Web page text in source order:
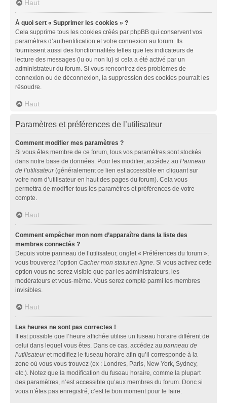
Haut
À quoi sert « Supprimer les cookies » ?
Cela supprime tous les cookies créés par phpBB qui conservent vos
paramètres d’authentification et votre connexion au forum. Ils
fournissent aussi des fonctionnalités telles que les indicateurs de
lecture des messages (lu ou non lu) si cela a été activé par un
administrateur du forum. Si vous rencontrez des problèmes de
connexion ou de déconnexion, la suppression des cookies pourrait les
résoudre.
Haut
Paramètres et préférences de l’utilisateur
Comment modifier mes paramètres ?
Si vous êtes membre de ce forum, tous vos paramètres sont stockés
dans notre base de données. Pour les modifier, accédez au Panneau
de l’utilisateur(généralement ce lien est accessible en cliquant sur
votre nom d’utilisateur en haut des pages du forum). Cela vous
permettra de modifier tous les paramètres et préférences de votre
compte.
Haut
Comment empêcher mon nom d’apparaître dans la liste des
membres connectés ?
Depuis votre panneau de l’utilisateur, onglet « Préférences du forum »,
vous trouverez l’option Cacher mon statut en ligne. Si vous activez cette
option vous ne serez visible que par les administrateurs, les
modérateurs et vous-même. Vous serez compté parmi les membres
invisibles.
Haut
Les heures ne sont pas correctes !
Il est possible que l’heure affichée utilise un fuseau horaire différent de
celui dans lequel vous êtes. Dans ce cas, accédez au panneau de
l’utilisateuret modifiez le fuseau horaire afin qu’il corresponde à la
zone où vous vous trouvez (ex : Londres, Paris, New York, Sydney,
etc.). Notez que la modification du fuseau horaire, comme la plupart
des paramètres, n’est accessible qu’aux membres du forum. Donc si
vous n’êtes pas enregistré, c’est le bon moment pour le faire.